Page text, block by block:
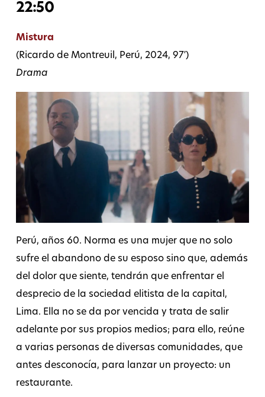
22:50
Mistura
(Ricardo de Montreuil, Perú, 2024, 97′)
Drama
Perú, años 60. Norma es una mujer que no solo
sufre el abandono de su esposo sino que, además
del dolor que siente, tendrán que enfrentar el
desprecio de la sociedad elitista de la capital,
Lima. Ella no se da por vencida y trata de salir
adelante por sus propios medios; para ello, reúne
a varias personas de diversas comunidades, que
antes desconocía, para lanzar un proyecto: un
restaurante.